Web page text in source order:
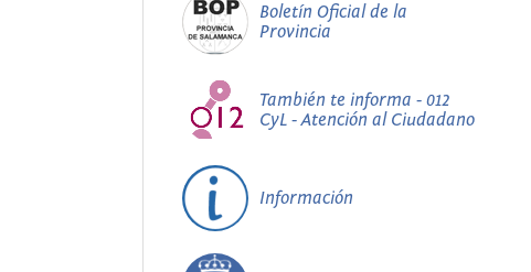
Boletín Oficial de la
Provincia
También te informa - 012
CyL - Atención al Ciudadano
Información